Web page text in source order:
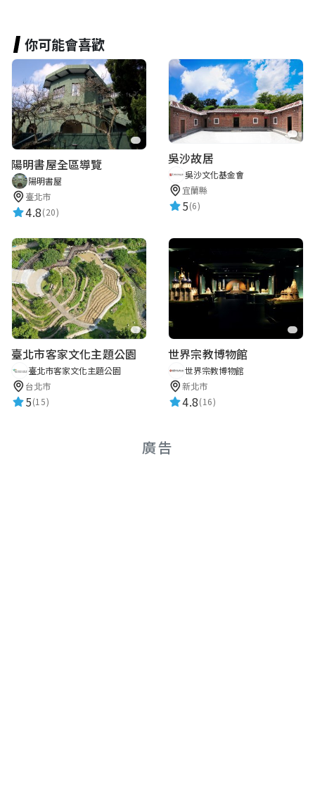
你可能會喜歡
陽明書屋全區導覽
陽明書屋
臺北市
4.8(20)
吳沙故居
吳沙文化基金會
宜蘭縣
5(6)
臺北市客家文化主題公園
臺北市客家文化主題公園
台北市
5(15)
世界宗教博物館
世界宗教博物館
新北市
4.8(16)
廣告